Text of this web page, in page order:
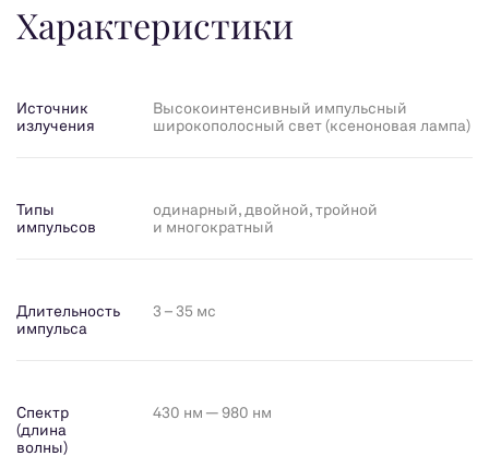
Характеристики
Источник
излучения
Высокоинтенсивный импульсный
широкополосный свет (ксеноновая лампа)
Типы
импульсов
одинарный, двойной, тройной
и многократный
Длительность
импульса
3 – 35 мс
Спектр
(длина
волны)
430 нм — 980 нм